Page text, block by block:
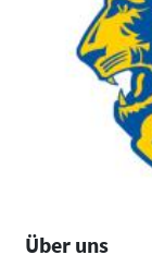
Über uns